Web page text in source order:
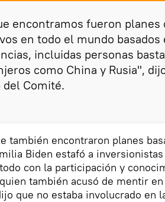
encontramos fueron
en todo el mundo
incluidas personas
como China y Rusia",
del Comité.
también encontraron planes
Biden estafó a
con la participación y
también acusó de mentir
que no estaba involucrado en